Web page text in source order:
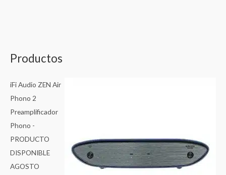
Productos
iFi Audio ZEN Air
Phono 2
Preamplificador
Phono -
PRODUCTO
DISPONIBLE
AGOSTO